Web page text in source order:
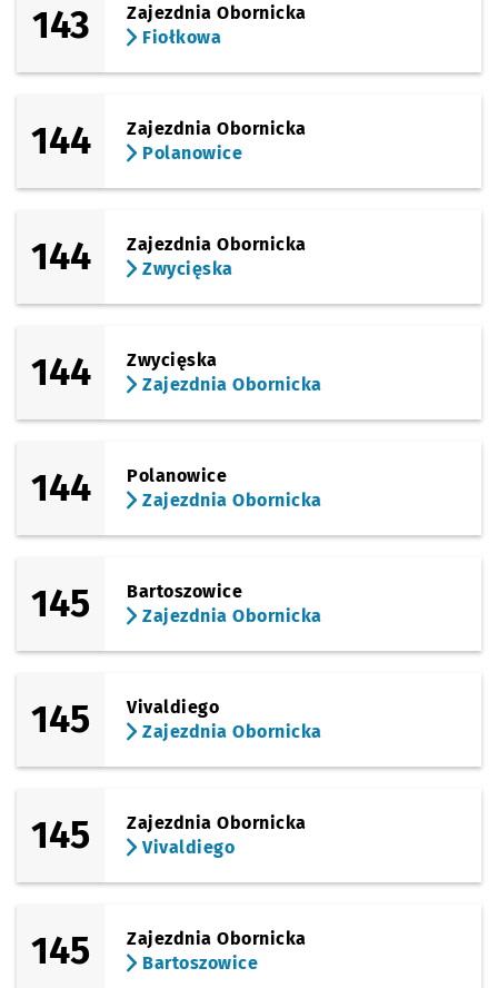
143
Zajezdnia Obornicka
Fiołkowa
144
Zajezdnia Obornicka
Polanowice
144
Zajezdnia Obornicka
Zwycięska
144
Zwycięska
Zajezdnia Obornicka
144
Polanowice
Zajezdnia Obornicka
145
Bartoszowice
Zajezdnia Obornicka
145
Vivaldiego
Zajezdnia Obornicka
145
Zajezdnia Obornicka
Vivaldiego
145
Zajezdnia Obornicka
Bartoszowice